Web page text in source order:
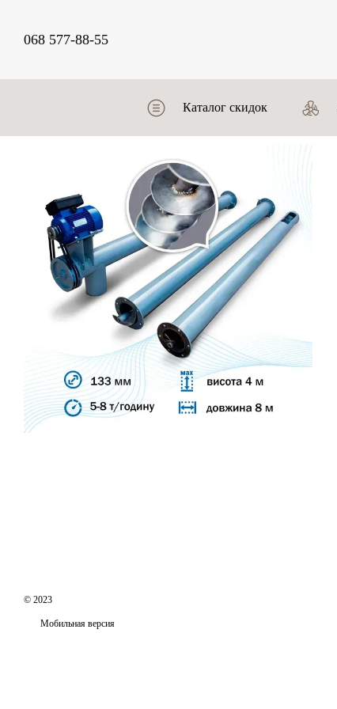
068 577-88-55
Каталог скидок
© 2023
Мобильная версия